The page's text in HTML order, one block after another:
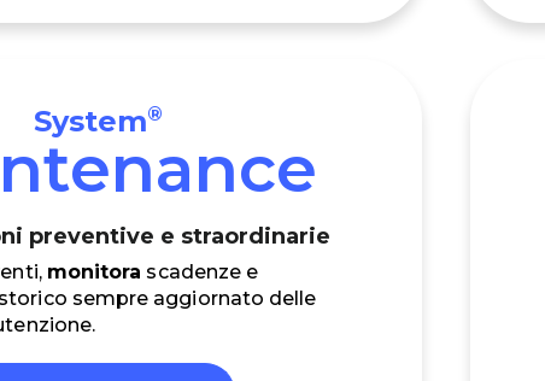
System®
preventive e straordinarie
monitora scadenze e
sempre aggiornato delle